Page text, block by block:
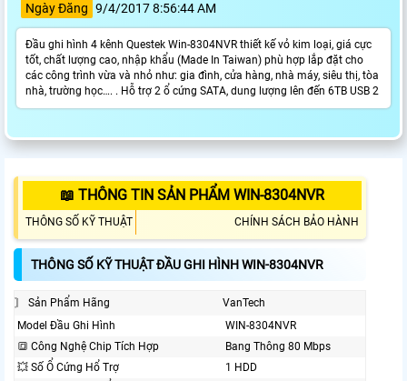
Ngày Đăng 9/4/2017 8:56:44 AM
Đầu ghi hình 4 kênh Questek Win-8304NVR thiết kế vỏ kim loại, giá cực
tốt, chất lượng cao, nhập khẩu (Made In Taiwan) phù hợp lắp đặt cho
các công trình vừa và nhỏ như: gia đình, cửa hàng, nhà máy, siêu thị, tòa
nhà, trường học…. . Hỗ trợ 2 ổ cứng SATA, dung lượng lên đến 6TB USB 2
📖 THÔNG TIN SẢN PHẨM WIN-8304NVR
THÔNG SỐ KỸ THUẬT CHÍNH SÁCH BẢO HÀNH
THÔNG SỐ KỸ THUẬT ĐẦU GHI HÌNH WIN-8304NVR
〙 Sản Phẩm Hãng
VanTech
Model Đầu Ghi Hình
WIN-8304NVR
🔳 Công Nghệ Chip Tích Hợp
Bang Thông 80 Mbps
💥 Số Ổ Cứng Hổ Trợ
1 HDD